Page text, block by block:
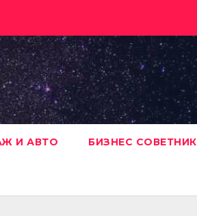
И АВТО БИЗНЕС СОВЕТНИК